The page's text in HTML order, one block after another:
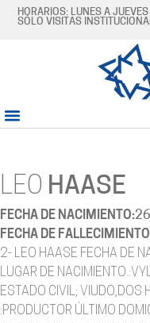
HORARIOS: LUNES A
SÓLO VISITAS
LEO HAASE
FECHA DE NACIMIENTO:
FECHA DE
2- LEO HAASE FECHA DE
LUGAR DE
ESTADO CIVIL; VIUDO,DOS
:PRODUCTOR ÚLTIMO